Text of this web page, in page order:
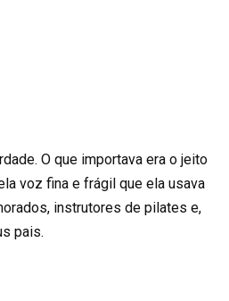
O que importava era o jeito
voz fina e frágil que ela usava
instrutores de pilates e,
pais.